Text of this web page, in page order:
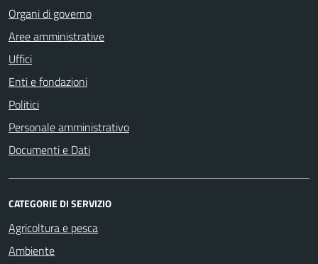
Organi di governo
Aree amministrative
Uffici
Enti e fondazioni
Politici
Personale amministrativo
Documenti e Dati
CATEGORIE DI SERVIZIO
Agricoltura e pesca
Ambiente